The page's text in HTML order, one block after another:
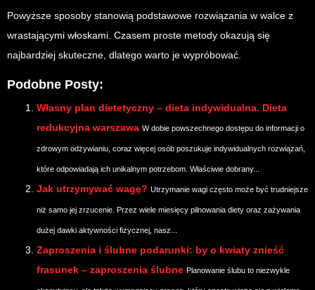
Powyższe sposoby stanowią podstawowe rozwiązania w walce z
wrastającymi włoskami. Czasem proste metody okazują się
najbardziej skuteczne, dlatego warto je wypróbować.
Podobne Posty:
Własny plan dietetyczny – dieta indywidualna. Dieta
redukcyjna warszawa W dobie powszechnego dostępu do informacji o
zdrowym odżywianiu, coraz więcej osób poszukuje indywidualnych rozwiązań,
które odpowiadają ich unikalnym potrzebom. Właściwie dobrany...
Jak utrzymywać wagę? Utrzymanie wagi często może być trudniejsze
niż samo jej zrzucenie. Przez wiele miesięcy pilnowania diety oraz zażywania
dużej dawki aktywności fizycznej, nasz...
Zaproszenia i ślubne podarunki: by o kwiaty znieść
frasunek – zaproszenia ślubne Planowanie ślubu to niezwykle